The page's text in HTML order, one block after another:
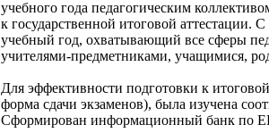
учебного года педагогическим
к государственной итоговой аттестации.
учебный год, охватывающий все сферы
учителями-предметниками, учащимися,
Для эффективности подготовки к
форма сдачи экзаменов), была изучена
Сформирован информационный банк по